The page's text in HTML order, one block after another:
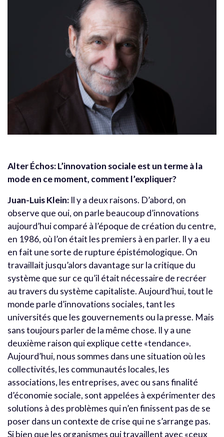
Alter Échos: L’innovation sociale est un terme à la
mode en ce moment, comment l’expliquer?
Juan-Luis Klein: Il y a deux raisons. D’abord, on
observe que oui, on parle beaucoup d’innovations
aujourd’hui comparé à l’époque de création du centre,
en 1986, où l’on était les premiers à en parler. Il y a eu
en fait une sorte de rupture épistémologique. On
travaillait jusqu’alors davantage sur la critique du
système que sur ce qu’il était nécessaire de recréer
au travers du système capitaliste. Aujourd’hui, tout le
monde parle d’innovations sociales, tant les
universités que les gouvernements ou la presse. Mais
sans toujours parler de la même chose. Il y a une
deuxième raison qui explique cette «tendance».
Aujourd’hui, nous sommes dans une situation où les
collectivités, les communautés locales, les
associations, les entreprises, avec ou sans finalité
d’économie sociale, sont appelées à expérimenter des
solutions à des problèmes qui n’en finissent pas de se
poser dans un contexte de crise qui ne s’arrange pas.
Si bien que les organismes qui travaillent avec «ceux